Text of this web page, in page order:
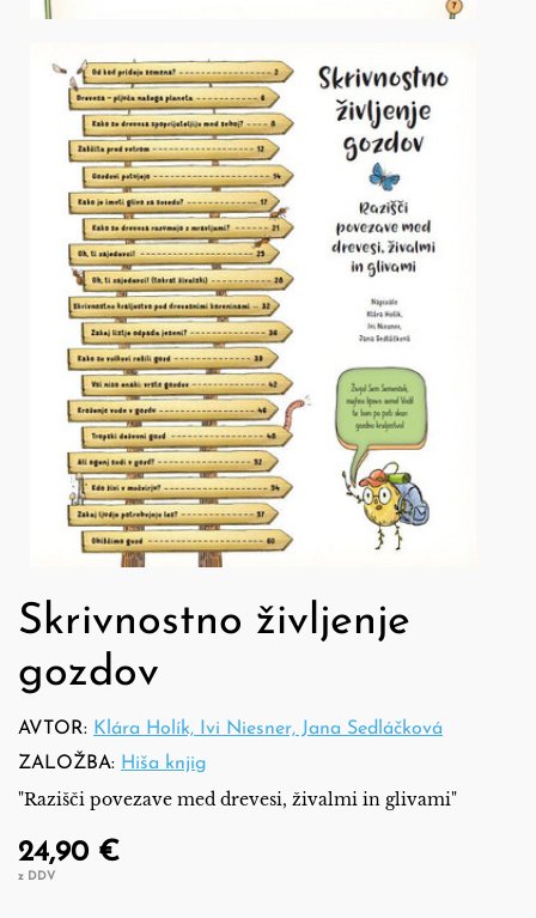
Skrivnostno življenje
gozdov
AVTOR: Klára Holík, Ivi Niesner, Jana Sedláčková
ZALOŽBA: Hiša knjig
"Razišči povezave med drevesi, živalmi in glivami"
24,90 €
z DDV